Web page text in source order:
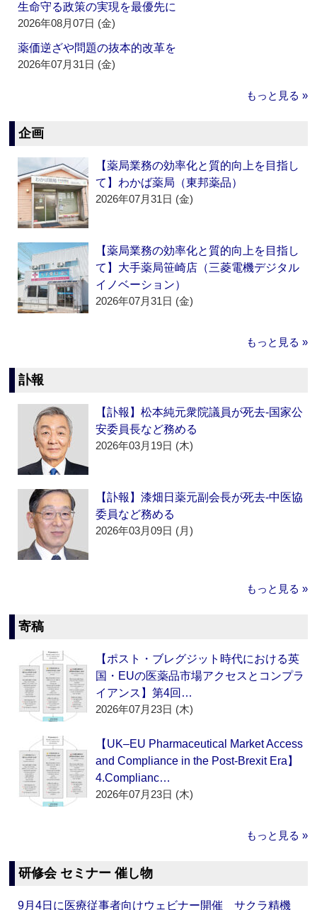
生命守る政策の実現を最優先に
2026年08月07日 (金)
薬価逆ざや問題の抜本的改革を
2026年07月31日 (金)
もっと見る »
企画
【薬局業務の効率化と質的向上を目指し
て】わかば薬局（東邦薬品）
2026年07月31日 (金)
【薬局業務の効率化と質的向上を目指し
て】大手薬局笹崎店（三菱電機デジタル
イノベーション）
2026年07月31日 (金)
もっと見る »
訃報
【訃報】松本純元衆院議員が死去‐国家公
安委員長など務める
2026年03月19日 (木)
【訃報】漆畑日薬元副会長が死去‐中医協
委員など務める
2026年03月09日 (月)
もっと見る »
寄稿
【ポスト・ブレグジット時代における英
国・EUの医薬品市場アクセスとコンプラ
イアンス】第4回…
2026年07月23日 (木)
【UK–EU Pharmaceutical Market Access
and Compliance in the Post-Brexit Era】
4.Complianc…
2026年07月23日 (木)
もっと見る »
研修会 セミナー 催し物
9月4日に医療従事者向けウェビナー開催 サクラ精機